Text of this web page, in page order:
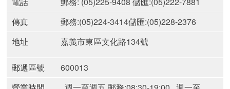
傳真
郵務:(05)224-3414儲匯:(05)228-2376
地址
嘉義市東區文化路134號
郵遞區號
600013